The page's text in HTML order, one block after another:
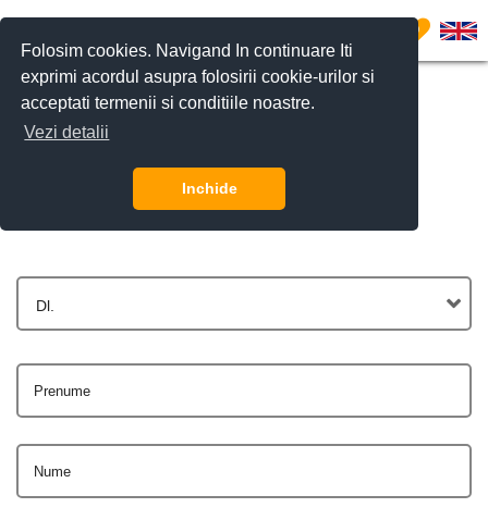
Folosim cookies. Navigand In continuare Iti
exprimi acordul asupra folosirii cookie-urilor si
acceptati termenii si conditiile noastre.
Vezi detalii
Inchide
0
Contactează-ne
Dl.
Prenume
Nume